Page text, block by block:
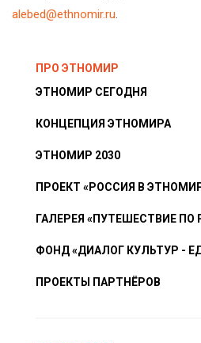
alebed@ethnomir.ru.
ПРО ЭТНОМИР
ЭТНОМИР СЕГОДНЯ
КОНЦЕПЦИЯ ЭТНОМИРА
ЭТНОМИР 2030
ПРОЕКТ «РОССИЯ В
ГАЛЕРЕЯ «ПУТЕШЕСТВИЕ ПО
ФОНД «ДИАЛОГ КУЛЬТУР -
ПРОЕКТЫ ПАРТНЁРОВ